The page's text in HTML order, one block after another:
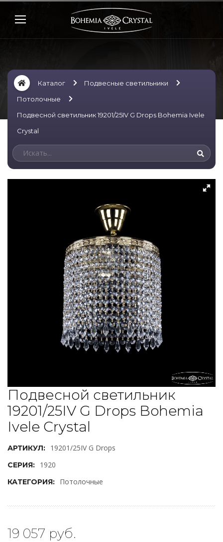
Каталог
Подвесные светильники
Потолочные
Подвесной светильник 19201/25IV G Drops Bohemia Ivele
Crystal
Подвесной светильник
19201/25IV G Drops Bohemia
Ivele Crystal
АРТИКУЛ: 19201/25IV G Drops
СЕРИЯ: 1920
КАТЕГОРИЯ: Потолочные
19 057 руб.